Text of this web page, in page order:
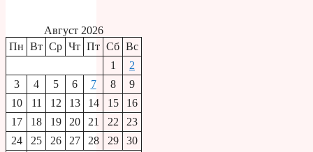
Август 2026
Пн Вт Ср Чт Пт Сб Вс
1
2
3
4 5 6 7 8
9
10
11 12 13 14 15
16
17
18 19 20 21 22
23
24
25 26 27 28 29
30